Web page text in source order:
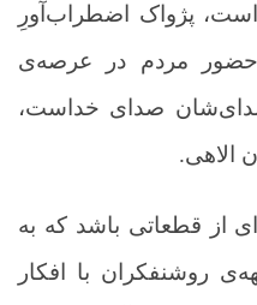
پژواک اضطراب‌آورِ
حضور مردم در عرصه‌ی
صدای خداست،
الاهی.
از قطعاتی باشد که به
روشنفکران با افکار